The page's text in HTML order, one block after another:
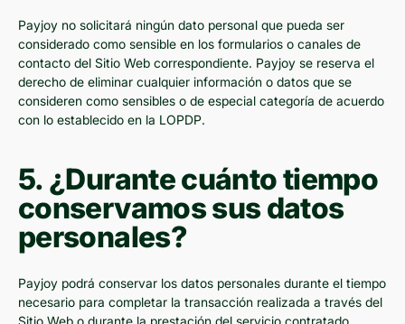
Payjoy no solicitará ningún dato personal que pueda ser
considerado como sensible en los formularios o canales de
contacto del Sitio Web correspondiente. Payjoy se reserva el
derecho de eliminar cualquier información o datos que se
consideren como sensibles o de especial categoría de acuerdo
con lo establecido en la LOPDP.
5. ¿Durante cuánto tiempo
conservamos sus datos
personales?
Payjoy podrá conservar los datos personales durante el tiempo
necesario para completar la transacción realizada a través del
Sitio Web o durante la prestación del servicio contratado.